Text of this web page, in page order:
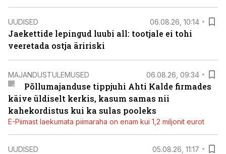
UUDISED 06.08.26, 10:14
Jaekettide lepingud luubi all: tootjale ei tohi
veeretada ostja äririski
MAJANDUSTULEMUSED 06.08.26, 09:34
Põllumajanduse tippjuhi Ahti Kalde firmades
käive üldiselt kerkis, kasum samas nii
kahekordistus kui ka sulas pooleks
E-Piimast laekumata piimaraha on enam kui 1,2 miljonit eurot
UUDISED 05.08.26, 11:17